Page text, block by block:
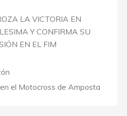
LA VICTORIA EN
Y CONFIRMA SU
EN EL FIM
el Motocross de Amposta